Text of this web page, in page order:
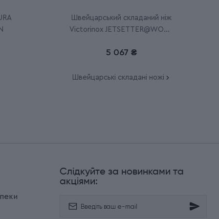
Швейцарський складаний ніж
Victorinox JETSETTER@WORK
5 067 ₴
Швейцарські складані ножі
Слідкуйте за новинками та
акціями: